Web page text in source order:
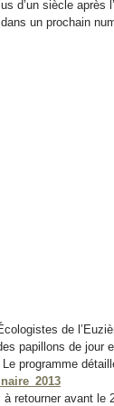
d’un siècle après
un prochain
de
papillons de jour
Le programme
à retourner avant le